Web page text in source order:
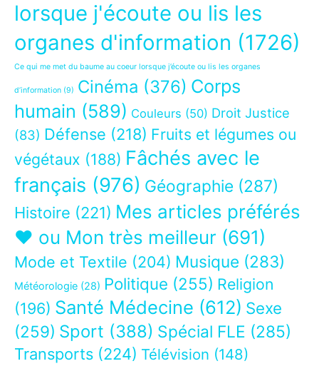
lorsque j'écoute ou lis les
organes d'information (1726)
Ce qui me met du baume au coeur lorsque j’écoute ou lis les organes
d’information (9) Cinéma (376) Corps
humain (589) Couleurs (50) Droit Justice
(83) Défense (218) Fruits et légumes ou
végétaux (188) Fâchés avec le
français (976) Géographie (287)
Histoire (221) Mes articles préférés
❤ ou Mon très meilleur (691)
Mode et Textile (204) Musique (283)
Météorologie (28) Politique (255) Religion
(196) Santé Médecine (612) Sexe
(259) Sport (388) Spécial FLE (285)
Transports (224) Télévision (148)